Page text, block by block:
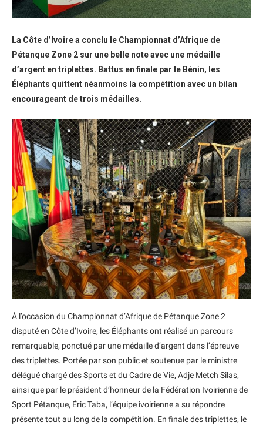
La Côte d’Ivoire a conclu le Championnat d’Afrique de
Pétanque Zone 2 sur une belle note avec une médaille
d’argent en triplettes. Battus en finale par le Bénin, les
Éléphants quittent néanmoins la compétition avec un bilan
encourageant de trois médailles.
À l’occasion du Championnat d’Afrique de Pétanque Zone 2
disputé en Côte d’Ivoire, les Éléphants ont réalisé un parcours
remarquable, ponctué par une médaille d’argent dans l’épreuve
des triplettes. Portée par son public et soutenue par le ministre
délégué chargé des Sports et du Cadre de Vie, Adje Metch Silas,
ainsi que par le président d’honneur de la Fédération Ivoirienne de
Sport Pétanque, Éric Taba, l’équipe ivoirienne a su répondre
présente tout au long de la compétition. En finale des triplettes, le